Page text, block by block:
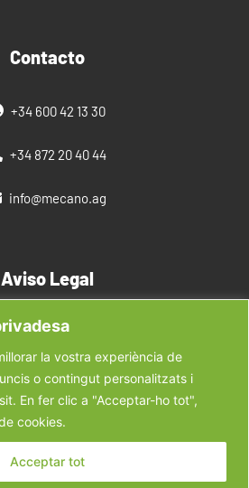
la vostra experiència de
o contingut personalitzats i
En fer clic a "Acceptar-ho tot",
cookies.
Acceptar tot
Contacto
+34 600 42 13 30
+34 872 20 40 44
info@mecano.ag
Aviso Legal
de privacidad
Marcas
Marcas MN